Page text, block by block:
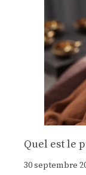
Quel est le
30 septembre